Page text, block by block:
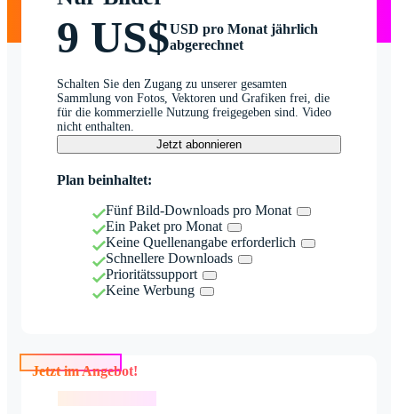
9 US$USD pro Monat jährlich
abgerechnet
Schalten Sie den Zugang zu unserer gesamten
Sammlung von Fotos, Vektoren und Grafiken frei, die
für die kommerzielle Nutzung freigegeben sind. Video
nicht enthalten.
Jetzt abonnieren
Plan beinhaltet:
Fünf Bild-Downloads pro Monat
Ein Paket pro Monat
Keine Quellenangabe erforderlich
Schnellere Downloads
Prioritätssupport
Keine Werbung
Jetzt im Angebot!